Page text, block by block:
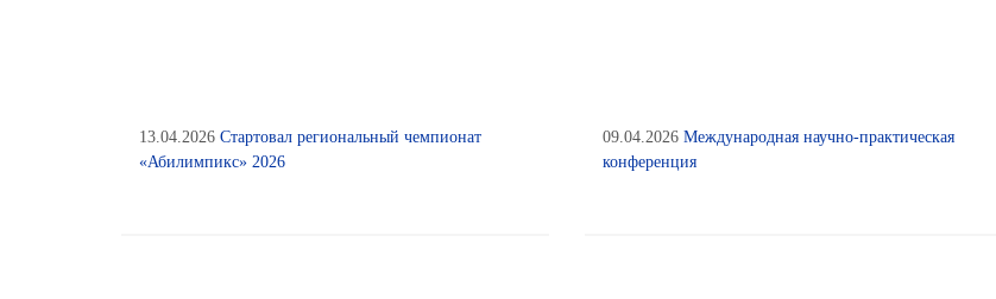
13.04.2026 Стартовал региональный чемпионат
«Абилимпикс» 2026
09.04.2026 Международная научно-практическая
конференция